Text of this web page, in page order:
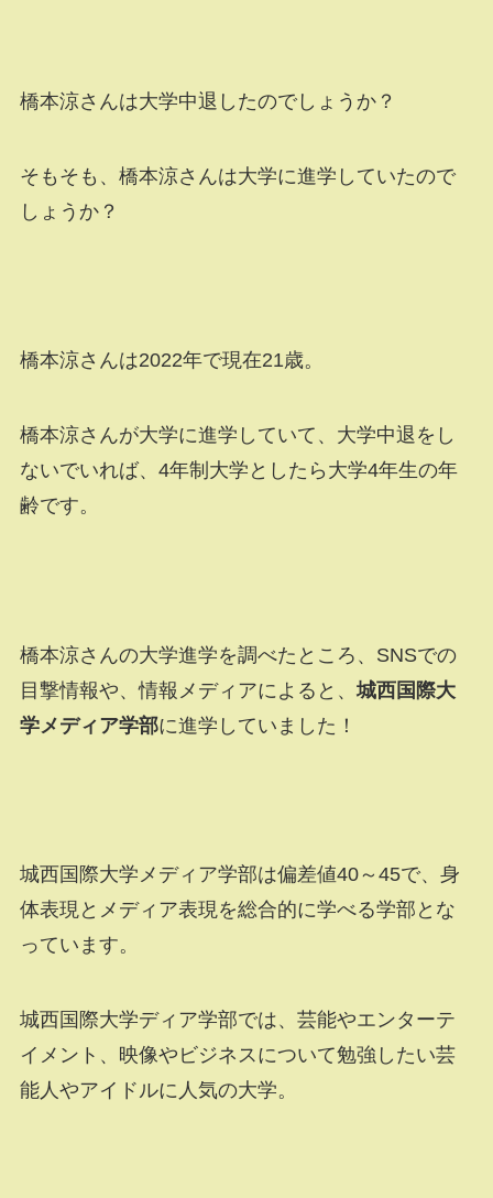
橋本涼さんは大学中退したのでしょうか？
そもそも、橋本涼さんは大学に進学していたので
しょうか？
橋本涼さんは2022年で現在21歳。
橋本涼さんが大学に進学していて、大学中退をし
ないでいれば、4年制大学としたら大学4年生の年
齢です。
橋本涼さんの大学進学を調べたところ、SNSでの
目撃情報や、情報メディアによると、 城西国際大
学メディア学部に進学していました！
城西国際大学メディア学部は偏差値40～45で、身
体表現とメディア表現を総合的に学べる学部とな
っています。
城西国際大学ディア学部では、芸能やエンターテ
イメント、映像やビジネスについて勉強したい芸
能人やアイドルに人気の大学。